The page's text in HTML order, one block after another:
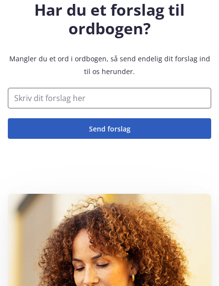
Har du et forslag til
ordbogen?
Mangler du et ord i ordbogen, så send endelig dit forslag ind
til os herunder.